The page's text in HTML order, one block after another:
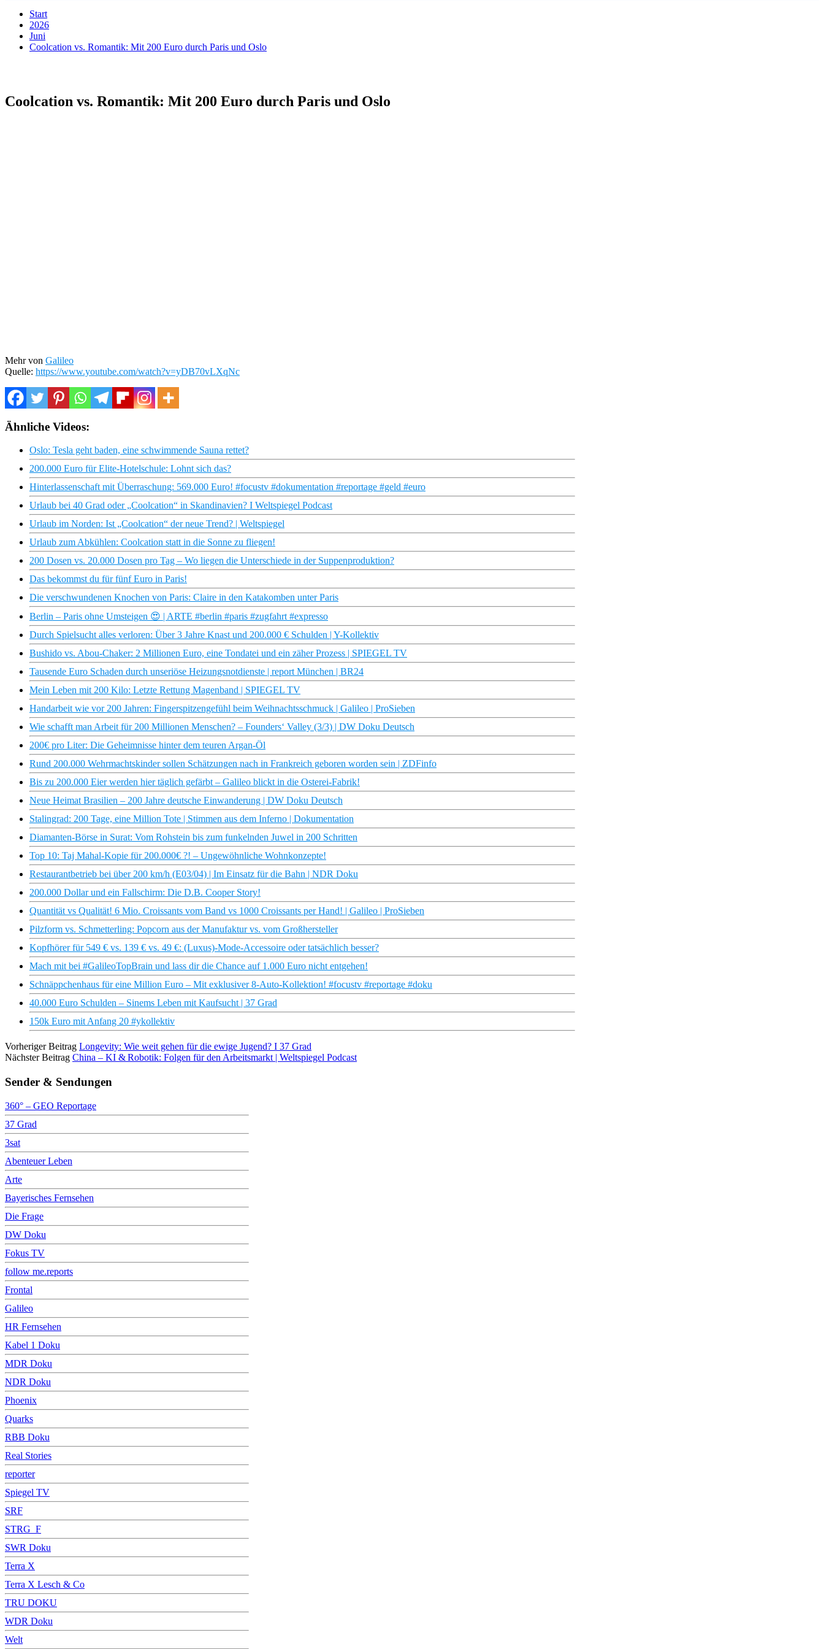
Start
2026
Juni
Coolcation vs. Romantik: Mit 200 Euro durch Paris und Oslo
Coolcation vs. Romantik: Mit 200 Euro durch Paris und Oslo
Mehr von Galileo
Quelle: https://www.youtube.com/watch?v=yDB70vLXqNc
Ähnliche Videos:
Oslo: Tesla geht baden, eine schwimmende Sauna rettet?
200.000 Euro für Elite-Hotelschule: Lohnt sich das?
Hinterlassenschaft mit Überraschung: 569.000 Euro! #focustv #dokumentation #reportage #geld #euro
Urlaub bei 40 Grad oder „Coolcation“ in Skandinavien? I Weltspiegel Podcast
Urlaub im Norden: Ist „Coolcation“ der neue Trend? | Weltspiegel
Urlaub zum Abkühlen: Coolcation statt in die Sonne zu fliegen!
200 Dosen vs. 20.000 Dosen pro Tag – Wo liegen die Unterschiede in der Suppenproduktion?
Das bekommst du für fünf Euro in Paris!
Die verschwundenen Knochen von Paris: Claire in den Katakomben unter Paris
Berlin – Paris ohne Umsteigen 😍 | ARTE #berlin #paris #zugfahrt #expresso
Durch Spielsucht alles verloren: Über 3 Jahre Knast und 200.000 € Schulden | Y-Kollektiv
Bushido vs. Abou-Chaker: 2 Millionen Euro, eine Tondatei und ein zäher Prozess | SPIEGEL TV
Tausende Euro Schaden durch unseriöse Heizungsnotdienste | report München | BR24
Mein Leben mit 200 Kilo: Letzte Rettung Magenband | SPIEGEL TV
Handarbeit wie vor 200 Jahren: Fingerspitzengefühl beim Weihnachtsschmuck | Galileo | ProSieben
Wie schafft man Arbeit für 200 Millionen Menschen? – Founders‘ Valley (3/3) | DW Doku Deutsch
200€ pro Liter: Die Geheimnisse hinter dem teuren Argan-Öl
Rund 200.000 Wehrmachtskinder sollen Schätzungen nach in Frankreich geboren worden sein | ZDFinfo
Bis zu 200.000 Eier werden hier täglich gefärbt – Galileo blickt in die Osterei-Fabrik!
Neue Heimat Brasilien – 200 Jahre deutsche Einwanderung | DW Doku Deutsch
Stalingrad: 200 Tage, eine Million Tote | Stimmen aus dem Inferno | Dokumentation
Diamanten-Börse in Surat: Vom Rohstein bis zum funkelnden Juwel in 200 Schritten
Top 10: Taj Mahal-Kopie für 200.000€ ?! – Ungewöhnliche Wohnkonzepte!
Restaurantbetrieb bei über 200 km/h (E03/04) | Im Einsatz für die Bahn | NDR Doku
200.000 Dollar und ein Fallschirm: Die D.B. Cooper Story!
Quantität vs Qualität! 6 Mio. Croissants vom Band vs 1000 Croissants per Hand! | Galileo | ProSieben
Pilzform vs. Schmetterling: Popcorn aus der Manufaktur vs. vom Großhersteller
Kopfhörer für 549 € vs. 139 € vs. 49 €: (Luxus)-Mode-Accessoire oder tatsächlich besser?
Mach mit bei #GalileoTopBrain und lass dir die Chance auf 1.000 Euro nicht entgehen!
Schnäppchenhaus für eine Million Euro – Mit exklusiver 8-Auto-Kollektion! #focustv #reportage #doku
40.000 Euro Schulden – Sinems Leben mit Kaufsucht | 37 Grad
150k Euro mit Anfang 20 #ykollektiv
Vorheriger Beitrag Longevity: Wie weit gehen für die ewige Jugend? I 37 Grad
Nächster Beitrag China – KI & Robotik: Folgen für den Arbeitsmarkt | Weltspiegel Podcast
Sender & Sendungen
360° – GEO Reportage
37 Grad
3sat
Abenteuer Leben
Arte
Bayerisches Fernsehen
Die Frage
DW Doku
Fokus TV
follow me.reports
Frontal
Galileo
HR Fernsehen
Kabel 1 Doku
MDR Doku
NDR Doku
Phoenix
Quarks
RBB Doku
Real Stories
reporter
Spiegel TV
SRF
STRG_F
SWR Doku
Terra X
Terra X Lesch & Co
TRU DOKU
WDR Doku
Welt